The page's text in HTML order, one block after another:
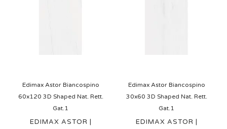
Edimax Astor Biancospino
60x120 3D Shaped Nat. Rett.
Gat.1
EDIMAX ASTOR |
Edimax Astor Biancospino
30x60 3D Shaped Nat. Rett.
Gat.1
EDIMAX ASTOR |